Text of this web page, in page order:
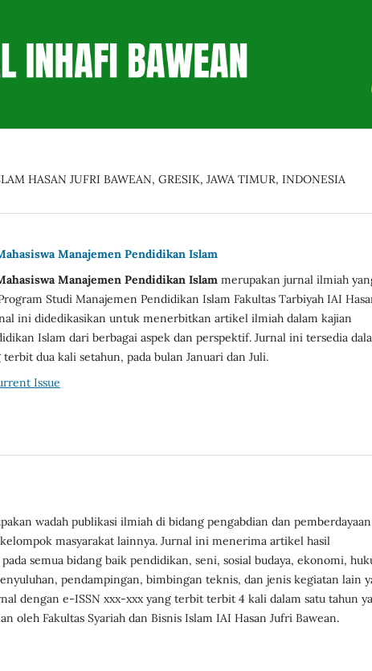
HASAN JUFRI BAWEAN, GRESIK, JAWA TIMUR, INDONESIA
Manajemen Pendidikan Islam
Manajemen Pendidikan Islam merupakan jurnal ilmiah
Studi Manajemen Pendidikan Islam Fakultas Tarbiyah IAI
ini didedikasikan untuk menerbitkan artikel ilmiah dalam kajian
Islam dari berbagai aspek dan perspektif. Jurnal ini tersedia
dua kali setahun, pada bulan Januari dan Juli.
Issue
wadah publikasi ilmiah di bidang pengabdian dan pemberdayaan
masyarakat lainnya. Jurnal ini menerima artikel hasil
semua bidang baik pendidikan, seni, sosial budaya, ekonomi,
pendampingan, bimbingan teknis, dan jenis kegiatan lain
dengan e-ISSN xxx-xxx yang terbit terbit 4 kali dalam satu tahun
oleh Fakultas Syariah dan Bisnis Islam IAI Hasan Jufri Bawean.